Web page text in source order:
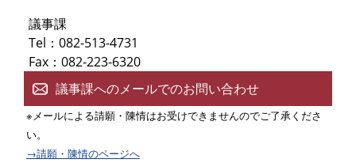
議事課
Tel：082-513-4731
Fax：082-223-6320
議事課へのメールでのお問い合わせ
※メールによる請願・陳情はお受けできませんのでご了承くださ
い。
→請願・陳情のページへ